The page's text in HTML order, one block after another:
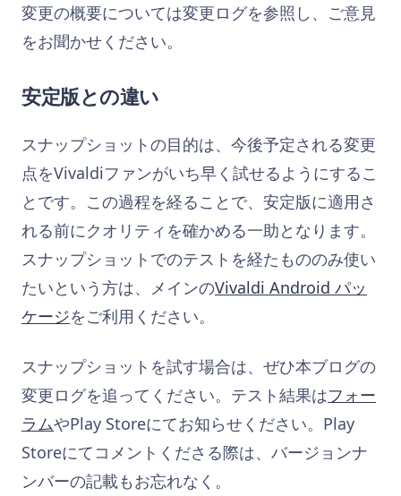
変更の概要については変更ログを参照し、ご意見
をお聞かせください。
安定版との違い
スナップショットの目的は、今後予定される変更
点をVivaldiファンがいち早く試せるようにするこ
とです。この過程を経ることで、安定版に適用さ
れる前にクオリティを確かめる一助となります。
スナップショットでのテストを経たもののみ使い
たいという方は、メインのVivaldi Android パッ
ケージをご利用ください。
スナップショットを試す場合は、ぜひ本ブログの
変更ログを追ってください。テスト結果はフォー
ラムやPlay Storeにてお知らせください。Play
Storeにてコメントくださる際は、バージョンナ
ンバーの記載もお忘れなく。